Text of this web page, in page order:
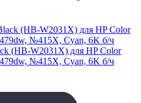
(HB-W2031X) для HP Color
№415X, Cyan, 6K б/ч